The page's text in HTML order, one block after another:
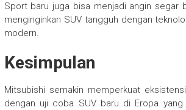
Sport baru juga bisa menjadi angin segar
menginginkan SUV tangguh dengan
modern.
Kesimpulan
Mitsubishi semakin memperkuat
dengan uji coba SUV baru di Eropa yang